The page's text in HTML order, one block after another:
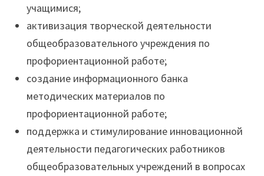
учащимися;
активизация творческой деятельности
общеобразовательного учреждения по
профориентационной работе;
создание информационного банка
методических материалов по
профориентационной работе;
поддержка и стимулирование инновационной
деятельности педагогических работников
общеобразовательных учреждений в вопросах